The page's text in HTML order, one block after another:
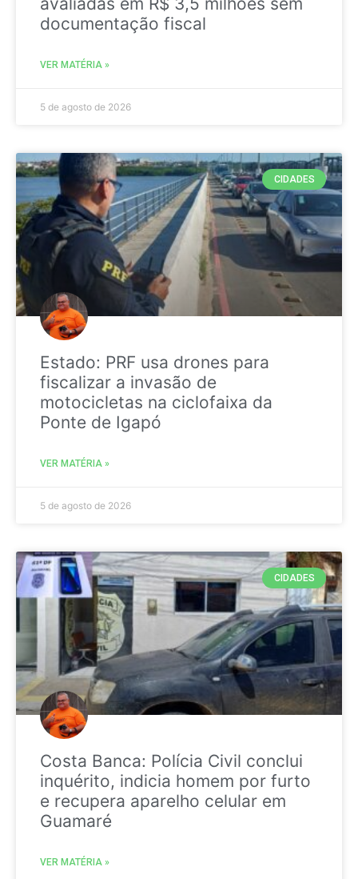
documentação fiscal
VER MATÉRIA »
5 de agosto de 2026
CIDADES
Estado: PRF usa drones para
fiscalizar a invasão de
motocicletas na ciclofaixa da
Ponte de Igapó
VER MATÉRIA »
5 de agosto de 2026
CIDADES
Costa Banca: Polícia Civil conclui
inquérito, indicia homem por furto
e recupera aparelho celular em
Guamaré
VER MATÉRIA »